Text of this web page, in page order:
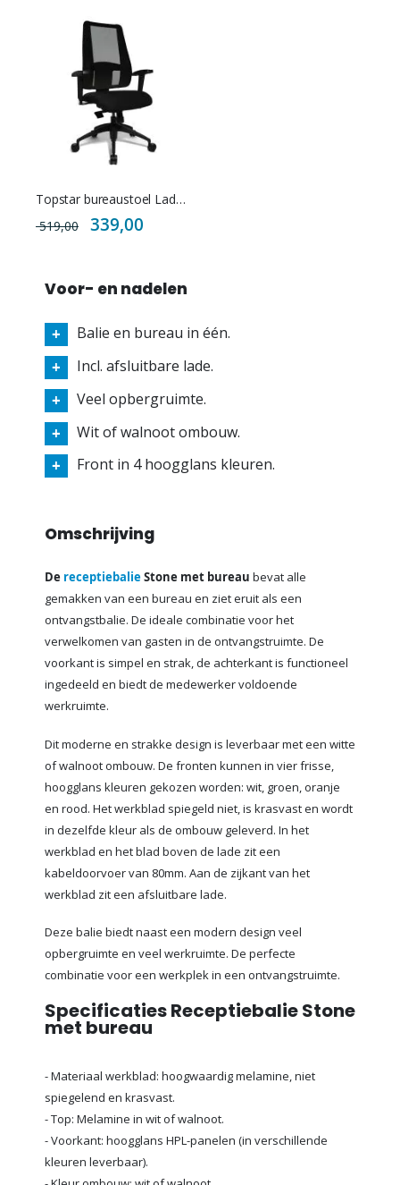
Topstar bureaustoel Lady sitness Deluxe met netbespanning
519,00
Special
Price
339,00
Voor- en nadelen
Balie en bureau in één.
Incl. afsluitbare lade.
Veel opbergruimte.
Wit of walnoot ombouw.
Front in 4 hoogglans kleuren.
Omschrijving
De receptiebalieStone met bureau bevat alle
gemakken van een bureau en ziet eruit als een
ontvangstbalie. De ideale combinatie voor het
verwelkomen van gasten in de ontvangstruimte. De
voorkant is simpel en strak, de achterkant is functioneel
ingedeeld en biedt de medewerker voldoende
werkruimte.
Dit moderne en strakke design is leverbaar met een witte
of walnoot ombouw. De fronten kunnen in vier frisse,
hoogglans kleuren gekozen worden: wit, groen, oranje
en rood. Het werkblad spiegeld niet, is krasvast en wordt
in dezelfde kleur als de ombouw geleverd. In het
werkblad en het blad boven de lade zit een
kabeldoorvoer van 80mm. Aan de zijkant van het
werkblad zit een afsluitbare lade.
Deze balie biedt naast een modern design veel
opbergruimte en veel werkruimte. De perfecte
combinatie voor een werkplek in een ontvangstruimte.
Specificaties Receptiebalie Stone
met bureau
- Materiaal werkblad: hoogwaardig melamine, niet
spiegelend en krasvast.
- Top: Melamine in wit of walnoot.
- Voorkant: hoogglans HPL-panelen (in verschillende
kleuren leverbaar).